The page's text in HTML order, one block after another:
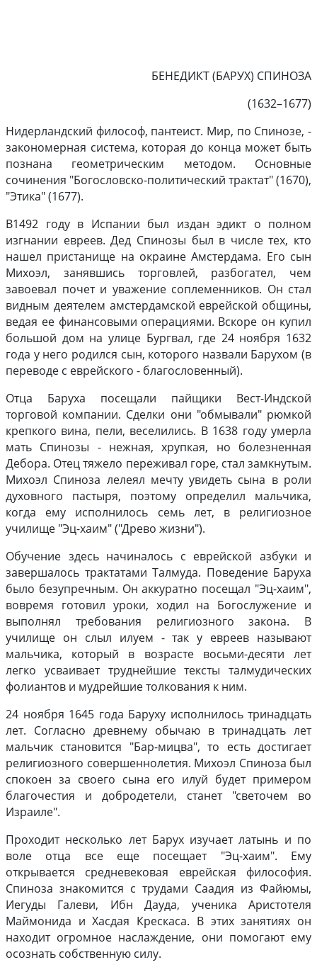
БЕНЕДИКТ (БАРУХ) СПИНОЗА
(1632–1677)
Нидерландский философ, пантеист. Мир, по Спинозе, -
закономерная система, которая до конца может быть
познана геометрическим методом. Основные
сочинения "Богословско-политический трактат" (1670),
"Этика" (1677).
В1492 году в Испании был издан эдикт о полном
изгнании евреев. Дед Спинозы был в числе тех, кто
нашел пристанище на окраине Амстердама. Его сын
Михоэл, занявшись торговлей, разбогател, чем
завоевал почет и уважение соплеменников. Он стал
видным деятелем амстердамской еврейской общины,
ведая ее финансовыми операциями. Вскоре он купил
большой дом на улице Бургвал, где 24 ноября 1632
года у него родился сын, которого назвали Барухом (в
переводе с еврейского - благословенный).
Отца Баруха посещали пайщики Вест-Индской
торговой компании. Сделки они "обмывали" рюмкой
крепкого вина, пели, веселились. В 1638 году умерла
мать Спинозы - нежная, хрупкая, но болезненная
Дебора. Отец тяжело переживал горе, стал замкнутым.
Михоэл Спиноза лелеял мечту увидеть сына в роли
духовного пастыря, поэтому определил мальчика,
когда ему исполнилось семь лет, в религиозное
училище "Эц-хаим" ("Древо жизни").
Обучение здесь начиналось с еврейской азбуки и
завершалось трактатами Талмуда. Поведение Баруха
было безупречным. Он аккуратно посещал "Эц-хаим",
вовремя готовил уроки, ходил на Богослужение и
выполнял требования религиозного закона. В
училище он слыл илуем - так у евреев называют
мальчика, который в возрасте восьми-десяти лет
легко усваивает труднейшие тексты талмудических
фолиантов и мудрейшие толкования к ним.
24 ноября 1645 года Баруху исполнилось тринадцать
лет. Согласно древнему обычаю в тринадцать лет
мальчик становится "Бар-мицва", то есть достигает
религиозного совершеннолетия. Михоэл Спиноза был
спокоен за своего сына его илуй будет примером
благочестия и добродетели, станет "светочем во
Израиле".
Проходит несколько лет Барух изучает латынь и по
воле отца все еще посещает "Эц-хаим". Ему
открывается средневековая еврейская философия.
Спиноза знакомится с трудами Саадия из Файюмы,
Иегуды Галеви, Ибн Дауда, ученика Аристотеля
Маймонида и Хасдая Крескаса. В этих занятиях он
находит огромное наслаждение, они помогают ему
осознать собственную силу.